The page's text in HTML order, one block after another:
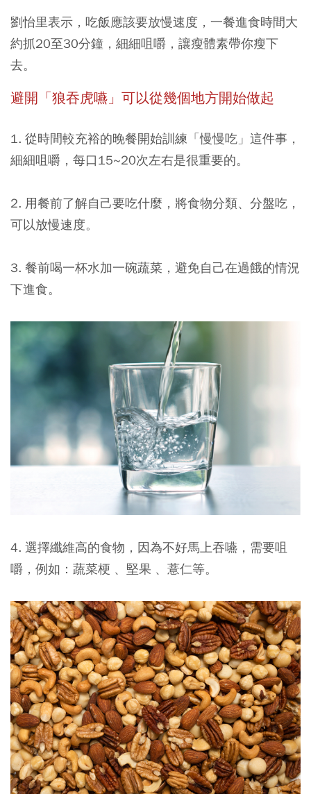
劉怡里表示，吃飯應該要放慢速度，一餐進食時間大
約抓20至30分鐘，細細咀嚼，讓瘦體素帶你瘦下
去。
避開「狼吞虎嚥」可以從幾個地方開始做起
1. 從時間較充裕的晚餐開始訓練「慢慢吃」這件事，
細細咀嚼，每口15~20次左右是很重要的。
2. 用餐前了解自己要吃什麼，將食物分類、分盤吃，
可以放慢速度。
3. 餐前喝一杯水加一碗蔬菜，避免自己在過餓的情況
下進食。
4. 選擇纖維高的食物，因為不好馬上吞嚥，需要咀
嚼，例如：蔬菜梗 、堅果 、薏仁等。